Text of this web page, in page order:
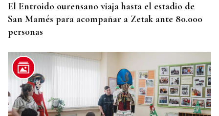
El Entroido ourensano viaja hasta el estadio de
San Mamés para acompañar a Zetak ante 80.000
personas